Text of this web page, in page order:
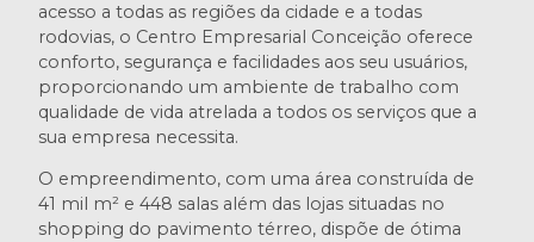
acesso a todas as regiões da cidade e a todas
rodovias, o Centro Empresarial Conceição oferece
conforto, segurança e facilidades aos seu usuários,
proporcionando um ambiente de trabalho com
qualidade de vida atrelada a todos os serviços que a
sua empresa necessita.
O empreendimento, com uma área construída de
41 mil m² e 448 salas além das lojas situadas no
shopping do pavimento térreo, dispõe de ótima